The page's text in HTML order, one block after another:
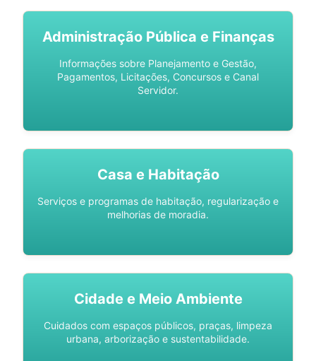
Administração Pública e Finanças
Informações sobre Planejamento e Gestão,
Pagamentos, Licitações, Concursos e Canal
Servidor.
Casa e Habitação
Serviços e programas de habitação, regularização e
melhorias de moradia.
Cidade e Meio Ambiente
Cuidados com espaços públicos, praças, limpeza
urbana, arborização e sustentabilidade.